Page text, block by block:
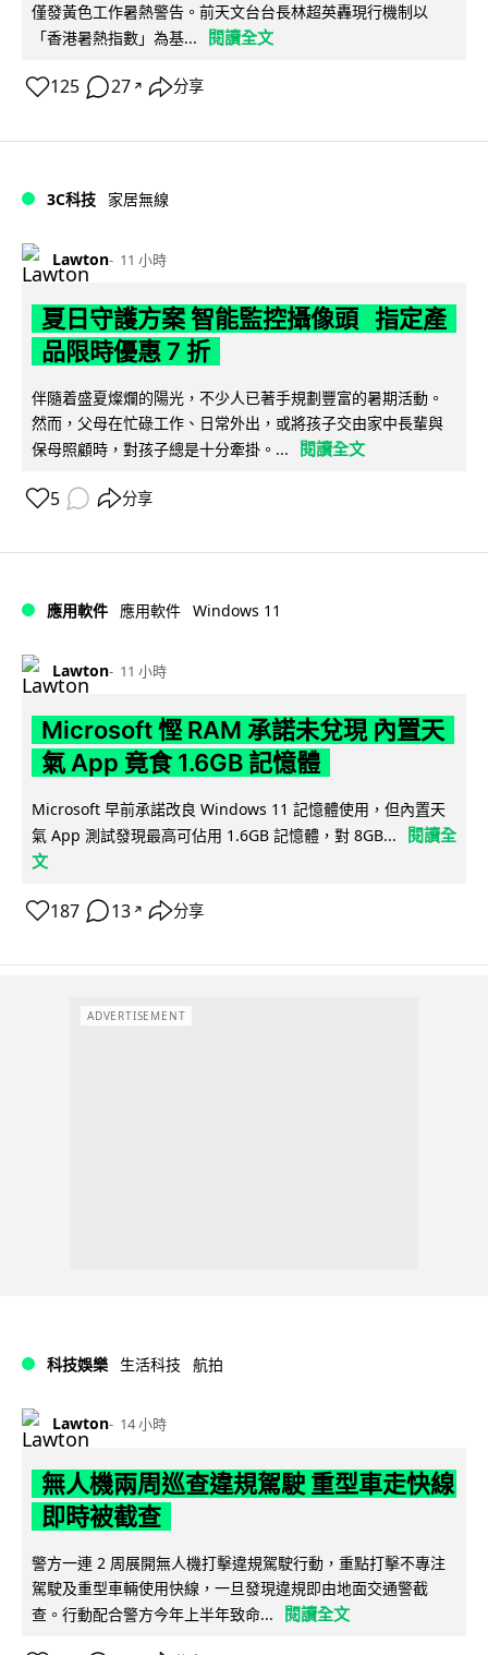
僅發黃色工作暑熱警告。前天文台台長林超英轟現行機制以
「香港暑熱指數」為基...
閱讀全文
125 27 ↗ 分享
3C科技 家居無線
Lawton 11 小時
夏日守護方案 智能監控攝像頭 指定產
品限時優惠 7 折
伴隨着盛夏燦爛的陽光，不少人已著手規劃豐富的暑期活動。
然而，父母在忙碌工作、日常外出，或將孩子交由家中長輩與
保母照顧時，對孩子總是十分牽掛。...
閱讀全文
5 分享
應用軟件 應用軟件 Windows 11
Lawton 11 小時
Microsoft 慳 RAM 承諾未兌現 內置天
氣 App 竟食 1.6GB 記憶體
Microsoft 早前承諾改良 Windows 11 記憶體使用，但內置天
氣 App 測試發現最高可佔用 1.6GB 記憶體，對 8GB...
閱讀全
文
187 13 ↗ 分享
ADVERTISEMENT
科技娛樂 生活科技 航拍
Lawton 14 小時
無人機兩周巡查違規駕駛 重型車走快線
即時被截查
警方一連 2 周展開無人機打擊違規駕駛行動，重點打擊不專注
駕駛及重型車輛使用快線，一旦發現違規即由地面交通警截
查。行動配合警方今年上半年致命...
閱讀全文